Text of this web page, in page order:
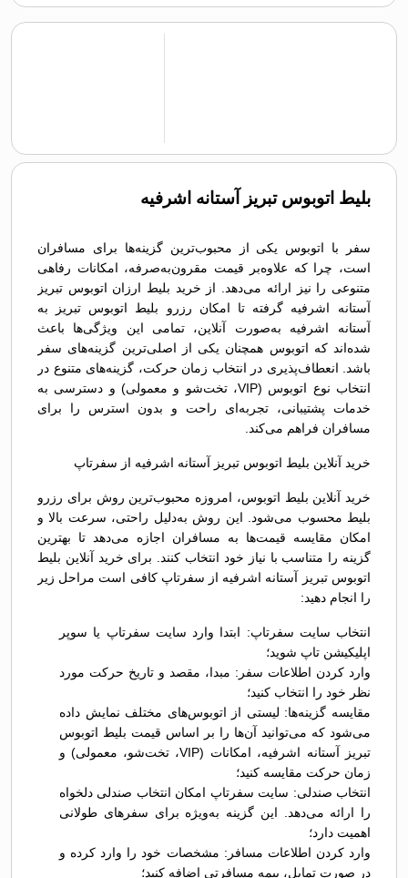
بلیط اتوبوس تبريز آستانه اشرفیه
سفر با اتوبوس یکی از محبوب‌ترین گزینه‌ها برای مسافران
است، چرا که علاوه‌بر قیمت مقرون‌به‌صرفه، امکانات رفاهی
متنوعی را نیز ارائه می‌دهد. از خرید بلیط ارزان اتوبوس تبريز
آستانه اشرفیه گرفته تا امکان رزرو بلیط اتوبوس تبريز به
آستانه اشرفیه به‌صورت آنلاین، تمامی این ویژگی‌ها باعث
شده‌اند که اتوبوس همچنان یکی از اصلی‌ترین گزینه‌های سفر
باشد. انعطاف‌پذیری در انتخاب زمان حرکت، گزینه‌های متنوع در
انتخاب نوع اتوبوس (VIP، تخت‌شو و معمولی) و دسترسی به
خدمات پشتیبانی، تجربه‌ای راحت و بدون استرس را برای
مسافران فراهم می‌کند.
خرید آنلاین بلیط اتوبوس تبريز آستانه اشرفیه از سفرتاپ
خرید آنلاین بلیط اتوبوس، امروزه محبوب‌ترین روش برای رزرو
بلیط محسوب می‌شود. این روش به‌دلیل راحتی، سرعت بالا و
امکان مقایسه قیمت‌ها به مسافران اجازه می‌دهد تا بهترین
گزینه را متناسب با نیاز خود انتخاب کنند. برای خرید آنلاین بلیط
اتوبوس تبريز آستانه اشرفیه از سفرتاپ کافی است مراحل زیر
را انجام دهید:
انتخاب سایت سفرتاپ: ابتدا وارد سایت سفرتاپ یا سوپر
اپلیکیشن تاپ شوید؛
وارد کردن اطلاعات سفر: مبدا، مقصد و تاریخ حرکت مورد
نظر خود را انتخاب کنید؛
مقایسه گزینه‌ها: لیستی از اتوبوس‌های مختلف نمایش داده
می‌شود که می‌توانید آن‌ها را بر اساس قیمت بلیط اتوبوس
تبريز آستانه اشرفیه، امکانات (VIP، تخت‌شو، معمولی) و
زمان حرکت مقایسه کنید؛
انتخاب صندلی: سایت سفرتاپ امکان انتخاب صندلی دلخواه
را ارائه می‌دهد. این گزینه به‌ویژه برای سفرهای طولانی
اهمیت دارد؛
وارد کردن اطلاعات مسافر: مشخصات خود را وارد کرده و
در صورت تمایل، بیمه مسافرتی اضافه کنید؛